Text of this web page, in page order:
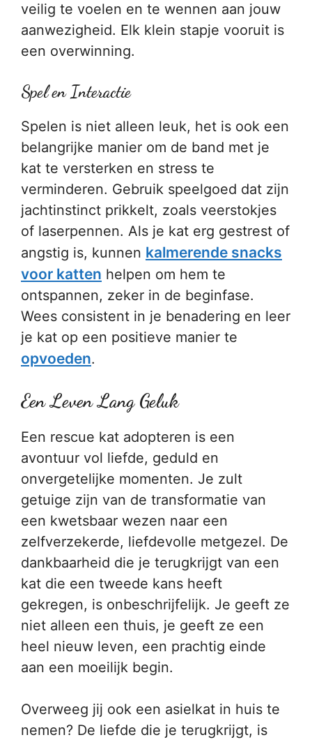
veilig te voelen en te wennen aan jouw
aanwezigheid. Elk klein stapje vooruit is
een overwinning.
Spel en Interactie
Spelen is niet alleen leuk, het is ook een
belangrijke manier om de band met je
kat te versterken en stress te
verminderen. Gebruik speelgoed dat zijn
jachtinstinct prikkelt, zoals veerstokjes
of laserpennen. Als je kat erg gestrest of
angstig is, kunnen kalmerende snacks
voor katten helpen om hem te
ontspannen, zeker in de beginfase.
Wees consistent in je benadering en leer
je kat op een positieve manier te
opvoeden.
Een Leven Lang Geluk
Een rescue kat adopteren is een
avontuur vol liefde, geduld en
onvergetelijke momenten. Je zult
getuige zijn van de transformatie van
een kwetsbaar wezen naar een
zelfverzekerde, liefdevolle metgezel. De
dankbaarheid die je terugkrijgt van een
kat die een tweede kans heeft
gekregen, is onbeschrijfelijk. Je geeft ze
niet alleen een thuis, je geeft ze een
heel nieuw leven, een prachtig einde
aan een moeilijk begin.
Overweeg jij ook een asielkat in huis te
nemen? De liefde die je terugkrijgt, is